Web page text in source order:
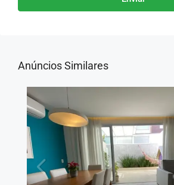
Anúncios Similares